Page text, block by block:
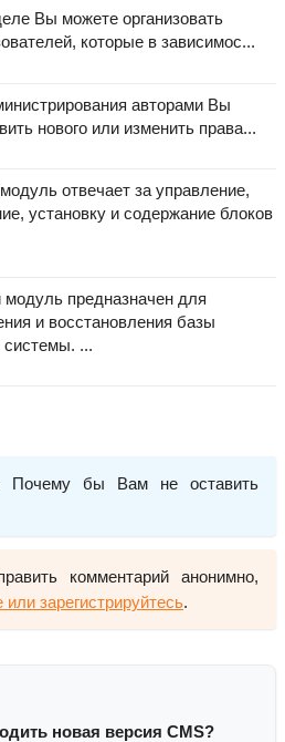
Вы можете организовать
которые в зависимос...
авторами Вы
нового или изменить права...
отвечает за управление,
установку и содержание блоков
предназначен для
и восстановления базы
...
Почему бы Вам не оставить
комментарий анонимно,
или зарегистрируйтесь.
новая версия CMS?